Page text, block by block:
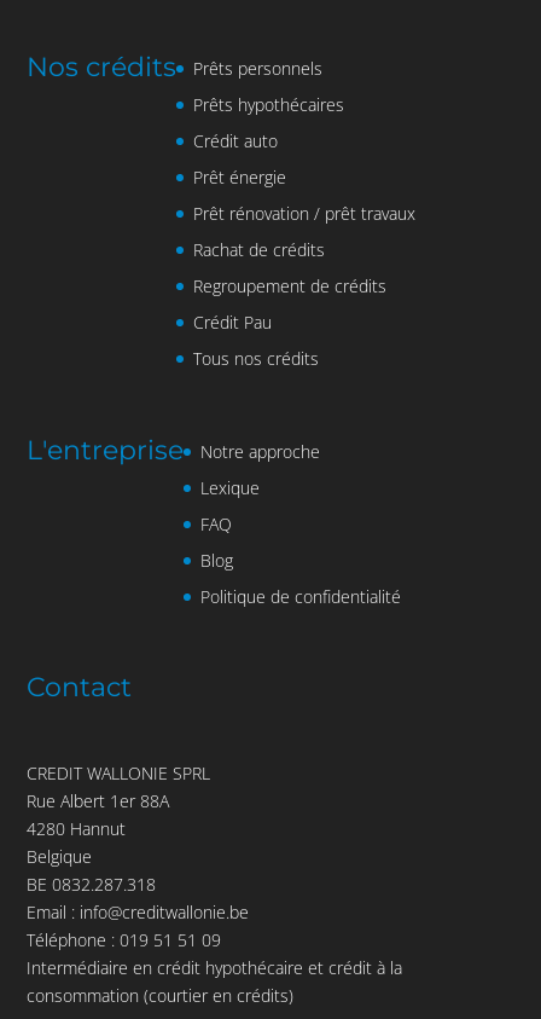
Nos crédits
Prêts personnels
Prêts hypothécaires
Crédit auto
Prêt énergie
Prêt rénovation / prêt travaux
Rachat de crédits
Regroupement de crédits
Crédit Pau
Tous nos crédits
L'entreprise
Notre approche
Lexique
FAQ
Blog
Politique de confidentialité
Contact
CREDIT WALLONIE SPRL
Rue Albert 1er 88A
4280 Hannut
Belgique
BE 0832.287.318
Email : info@creditwallonie.be
Téléphone :019 51 51 09
Intermédiaire en crédit hypothécaire et crédit à la
consommation (courtier en crédits)